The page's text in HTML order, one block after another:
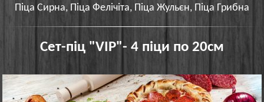
Піца Сирна, Піца Фелічіта, Піца Жульєн, Піца Грибна
Сет-піц "VIP"- 4 піци по 20см